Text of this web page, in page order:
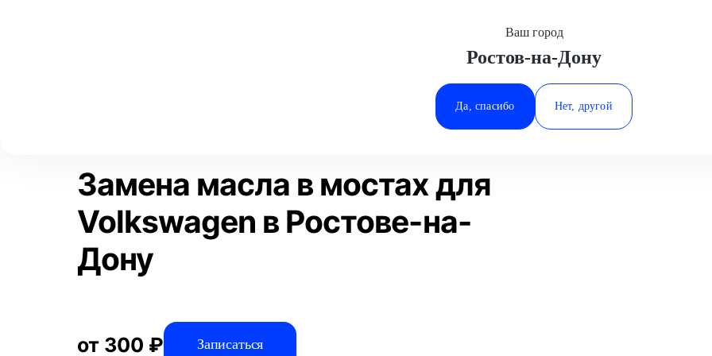
Минеральные Воды
Ростов-на-Дону
Ставрополь
Ваш город
Ростов-на-Дону
Да, спасибо Нет, другой
Замена масла в мостах Volkswagen
Статьи
Замена масла в мостах для
Volkswagen в Ростове-на-
Дону
от 300 ₽ Записаться